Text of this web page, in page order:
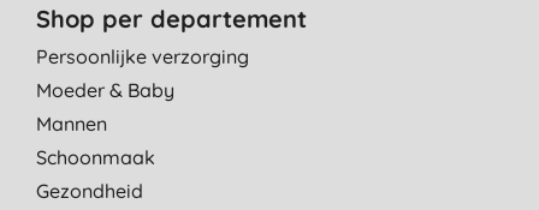
Shop per departement
Persoonlijke verzorging
Moeder & Baby
Mannen
Schoonmaak
Gezondheid